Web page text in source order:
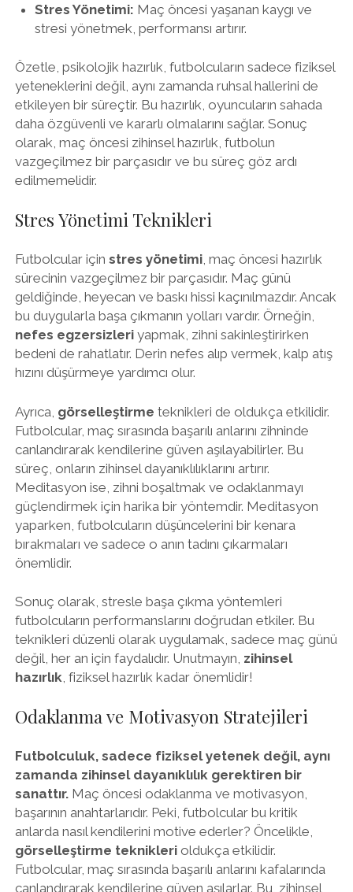
Stres Yönetimi: Maç öncesi yaşanan kaygı ve
stresi yönetmek, performansı artırır.
Özetle, psikolojik hazırlık, futbolcuların sadece fiziksel
yeteneklerini değil, aynı zamanda ruhsal hallerini de
etkileyen bir süreçtir. Bu hazırlık, oyuncuların sahada
daha özgüvenli ve kararlı olmalarını sağlar. Sonuç
olarak, maç öncesi zihinsel hazırlık, futbolun
vazgeçilmez bir parçasıdır ve bu süreç göz ardı
edilmemelidir.
Stres Yönetimi Teknikleri
Futbolcular için stres yönetimi, maç öncesi hazırlık
sürecinin vazgeçilmez bir parçasıdır. Maç günü
geldiğinde, heyecan ve baskı hissi kaçınılmazdır. Ancak
bu duygularla başa çıkmanın yolları vardır. Örneğin,
nefes egzersizleriyapmak, zihni sakinleştirirken
bedeni de rahatlatır. Derin nefes alıp vermek, kalp atış
hızını düşürmeye yardımcı olur.
Ayrıca, görselleştirme teknikleri de oldukça etkilidir.
Futbolcular, maç sırasında başarılı anlarını zihninde
canlandırarak kendilerine güven aşılayabilirler. Bu
süreç, onların zihinsel dayanıklılıklarını artırır.
Meditasyon ise, zihni boşaltmak ve odaklanmayı
güçlendirmek için harika bir yöntemdir. Meditasyon
yaparken, futbolcuların düşüncelerini bir kenara
bırakmaları ve sadece o anın tadını çıkarmaları
önemlidir.
Sonuç olarak, stresle başa çıkma yöntemleri
futbolcuların performanslarını doğrudan etkiler. Bu
teknikleri düzenli olarak uygulamak, sadece maç günü
değil, her an için faydalıdır. Unutmayın, zihinsel
hazırlık, fiziksel hazırlık kadar önemlidir!
Odaklanma ve Motivasyon Stratejileri
Futbolculuk, sadece fiziksel yetenek değil, aynı
zamanda zihinsel dayanıklılık gerektiren bir
sanattır.Maç öncesi odaklanma ve motivasyon,
başarının anahtarlarıdır. Peki, futbolcular bu kritik
anlarda nasıl kendilerini motive ederler? Öncelikle,
görselleştirme tekniklerioldukça etkilidir.
Futbolcular, maç sırasında başarılı anlarını kafalarında
canlandırarak kendilerine güven aşılarlar. Bu, zihinsel